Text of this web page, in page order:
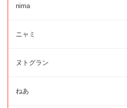
nima
ニャミ
ヌトグラン
ねあ